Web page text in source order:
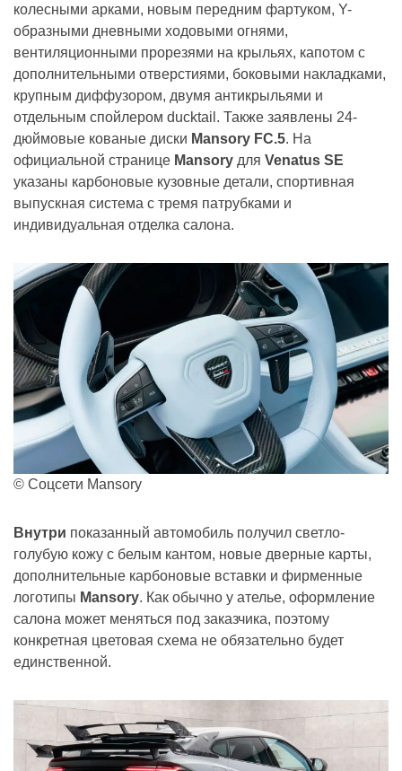
колесными арками, новым передним фартуком, Y-
образными дневными ходовыми огнями,
вентиляционными прорезями на крыльях, капотом с
дополнительными отверстиями, боковыми накладками,
крупным диффузором, двумя антикрыльями и
отдельным спойлером ducktail. Также заявлены 24-
дюймовые кованые диски Mansory FC.5. На
официальной странице Mansory для Venatus SE
указаны карбоновые кузовные детали, спортивная
выпускная система с тремя патрубками и
индивидуальная отделка салона.
© Соцсети Mansory
Внутри показанный автомобиль получил светло-
голубую кожу с белым кантом, новые дверные карты,
дополнительные карбоновые вставки и фирменные
логотипы Mansory. Как обычно у ателье, оформление
салона может меняться под заказчика, поэтому
конкретная цветовая схема не обязательно будет
единственной.